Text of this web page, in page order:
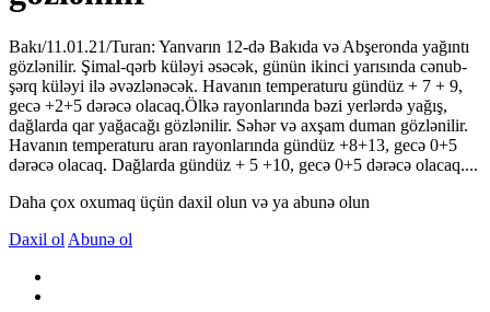
Bakı/11.01.21/Turan: Yanvarın 12-də Bakıda və Abşeronda yağıntı
gözlənilir. Şimal-qərb küləyi əsəcək, günün ikinci yarısında cənub-
şərq küləyi ilə əvəzlənəcək. Havanın temperaturu gündüz + 7 + 9,
gecə +2+5 dərəcə olacaq.Ölkə rayonlarında bəzi yerlərdə yağış,
dağlarda qar yağacağı gözlənilir. Səhər və axşam duman gözlənilir.
Havanın temperaturu aran rayonlarında gündüz +8+13, gecə 0+5
dərəcə olacaq. Dağlarda gündüz + 5 +10, gecə 0+5 dərəcə olacaq....
Daha çox oxumaq üçün daxil olun və ya abunə olun
Daxil ol Abunə ol